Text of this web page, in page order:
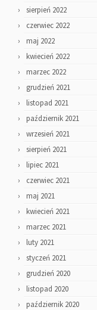
sierpień 2022
czerwiec 2022
maj 2022
kwiecień 2022
marzec 2022
grudzień 2021
listopad 2021
październik 2021
wrzesień 2021
sierpień 2021
lipiec 2021
czerwiec 2021
maj 2021
kwiecień 2021
marzec 2021
luty 2021
styczeń 2021
grudzień 2020
listopad 2020
październik 2020